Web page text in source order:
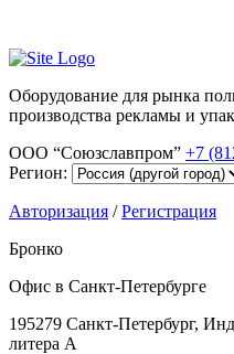
Оборудование для рынка
производства рекламы и
ООО “Союзславпром” +7
Регион:
Авторизация /Регистрация
Бронко
Офис в Санкт-Петербурге
195279 Санкт-Петербург,
литера А